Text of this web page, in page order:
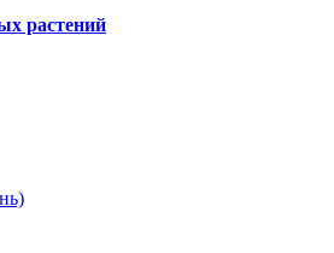
растений